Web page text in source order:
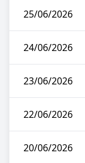
25/06/2026
24/06/2026
23/06/2026
22/06/2026
20/06/2026